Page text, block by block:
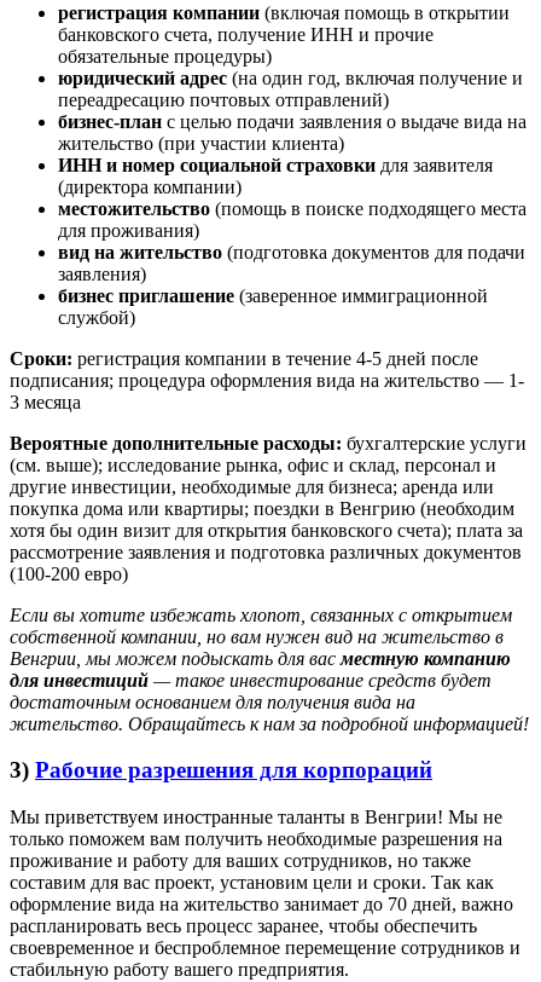
регистрация компании (включая помощь в открытии
банковского счета, получение ИНН и прочие
обязательные процедуры)
юридический адрес (на один год, включая получение и
переадресацию почтовых отправлений)
бизнес-план с целью подачи заявления о выдаче вида на
жительство (при участии клиента)
ИНН и номер социальной страховки для заявителя
(директора компании)
местожительство (помощь в поиске подходящего места
для проживания)
вид на жительство (подготовка документов для подачи
заявления)
бизнес приглашение (заверенное иммиграционной
службой)
Сроки: регистрация компании в течение 4-5 дней после
подписания; процедура оформления вида на жительство — 1-
3 месяца
Вероятные дополнительные расходы: бухгалтерские услуги
(см. выше); исследование рынка, офис и склад, персонал и
другие инвестиции, необходимые для бизнеса; аренда или
покупка дома или квартиры; поездки в Венгрию (необходим
хотя бы один визит для открытия банковского счета); плата за
рассмотрение заявления и подготовка различных документов
(100-200 евро)
Если вы хотите избежать хлопот, связанных с открытием
собственной компании, но вам нужен вид на жительство в
Венгрии, мы можем подыскать для васместную компанию
для инвестиций — такое инвестирование средств будет
достаточным основанием для получения вида на
жительство. Обращайтесь к нам за подробной информацией!
3) Рабочие разрешения для корпораций
Мы приветствуем иностранные таланты в Венгрии! Мы не
только поможем вам получить необходимые разрешения на
проживание и работу для ваших сотрудников, но также
составим для вас проект, установим цели и сроки. Так как
оформление вида на жительство занимает до 70 дней, важно
распланировать весь процесс заранее, чтобы обеспечить
своевременное и беспроблемное перемещение сотрудников и
стабильную работу вашего предприятия.